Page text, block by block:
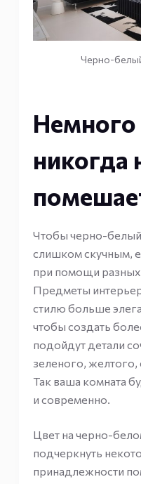
Черно-
Немного
никогда
Чтобы черно-
слишком скучным,
при помощи разных
Предметы
стилю больше
чтобы создать
подойдут детали
зеленого, желтого,
Так ваша комната
и современно.
Цвет на черно-
подчеркнуть
принадлежности